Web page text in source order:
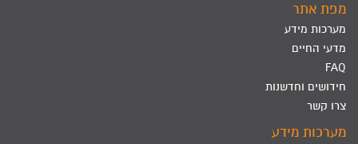
מפת אתר
מערכות מידע
מדעי החיים
FAQ
חידושים וחדשנות
צרו קשר
מערכות מידע